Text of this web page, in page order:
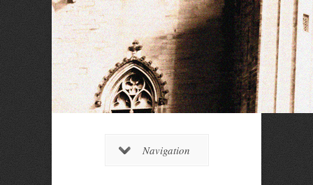
Navigation